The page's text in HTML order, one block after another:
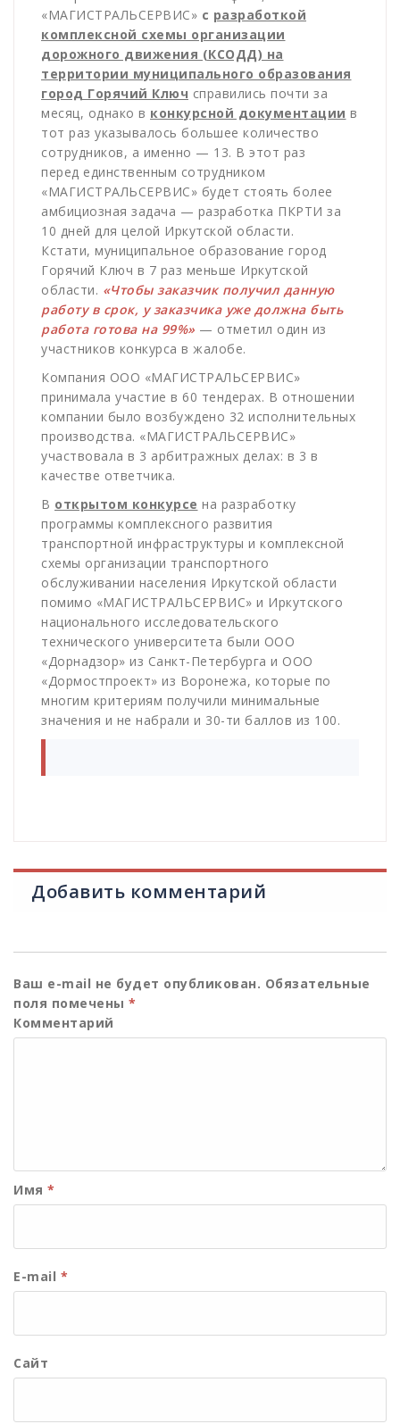
«МАГИСТРАЛЬСЕРВИС» с разработкой
комплексной схемы организации
дорожного движения (КСОДД) на
территории муниципального образования
город Горячий Ключ справились почти за
месяц, однако в конкурсной документации в
тот раз указывалось большее количество
сотрудников, а именно — 13. В этот раз
перед единственным сотрудником
«МАГИСТРАЛЬСЕРВИС» будет стоять более
амбициозная задача — разработка ПКРТИ за
10 дней для целой Иркутской области.
Кстати, муниципальное образование город
Горячий Ключ в 7 раз меньше Иркутской
области. «Чтобы заказчик получил данную
работу в срок, у заказчика уже должна быть
работа готова на 99%» — отметил один из
участников конкурса в жалобе.
Компания ООО «МАГИСТРАЛЬСЕРВИС»
принимала участие в 60 тендерах. В отношении
компании было возбуждено 32 исполнительных
производства. «МАГИСТРАЛЬСЕРВИС»
участвовала в 3 арбитражных делах: в 3 в
качестве ответчика.
В открытом конкурсе на разработку
программы комплексного развития
транспортной инфраструктуры и комплексной
схемы организации транспортного
обслуживании населения Иркутской области
помимо «МАГИСТРАЛЬСЕРВИС» и Иркутского
национального исследовательского
технического университета были ООО
«Дорнадзор» из Санкт-Петербурга и ООО
«Дормостпроект» из Воронежа, которые по
многим критериям получили минимальные
значения и не набрали и 30-ти баллов из 100.
Добавить комментарий
Ваш e-mail не будет опубликован. Обязательные
поля помечены *
Комментарий
Имя *
E-mail *
Сайт